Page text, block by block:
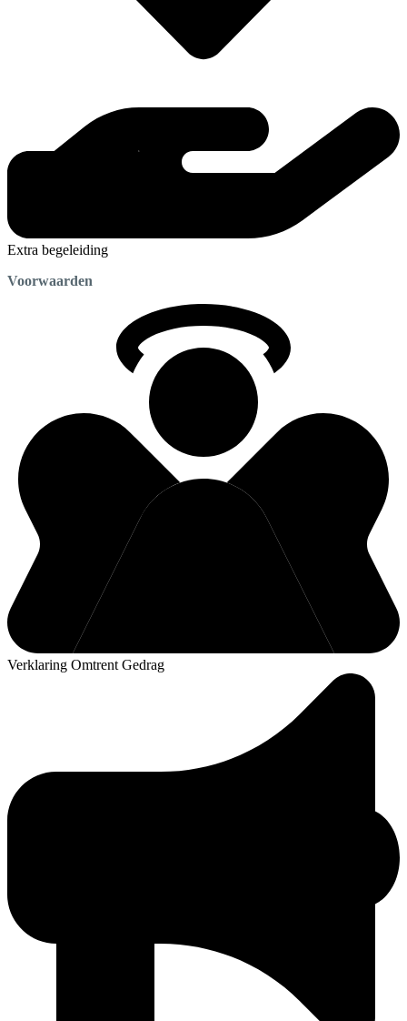
Extra begeleiding
Voorwaarden
Verklaring Omtrent Gedrag